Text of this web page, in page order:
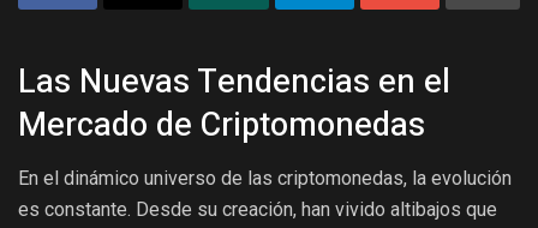
Las Nuevas Tendencias en el
Mercado de Criptomonedas
En el dinámico universo de las criptomonedas, la evolución
es constante. Desde su creación, han vivido altibajos que